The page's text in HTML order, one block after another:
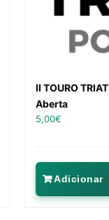
II TOURO
Aberta
5,00€
Adicionar